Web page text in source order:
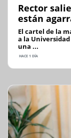
Rector
están
El cartel de la
a la
una ...
HACE 1 DÍA